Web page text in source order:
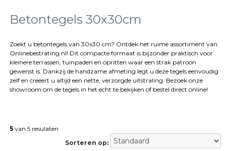
tegels
Natuursteen
Terrastegels
Tuintegels
Stoeptegels
Buitentegels
Balkontegels
Gebakken
Betontegels 30x30cm
Zoekt u betontegels van 30x30 cm? Ontdek het ruime assortiment van
Onlinebestrating.nl! Dit compacte formaat is bijzonder praktisch voor
kleinere terrassen, tuinpaden en opritten waar een strak patroon
gewenst is. Dankzij de handzame afmeting legt u deze tegels eenvoudig
zelf en creëert u altijd een nette, verzorgde uitstraling. Bezoek onze
showroom om de tegels in het echt te bekijken of bestel direct online!
5van 5 resulaten
Sorteren op: